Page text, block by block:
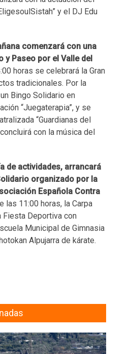
y el DJ Edu
comenzará con una
y Paseo por el Valle del
horas se celebrará la Gran
tradicionales. Por la
Bingo Solidario en
“Juegaterapia”, y se
“Guardianas del
con la música del
de actividades, arrancará
organizado por la
Española Contra
las 11:00 horas, la Carpa
Fiesta Deportiva con
Municipal de Gimnasia
Alpujarra de kárate.